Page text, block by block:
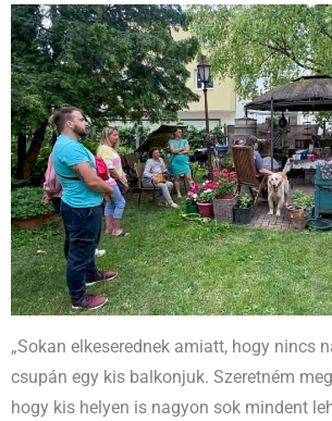
„Sokan elkeserednek amiatt, hogy nincs
csupán egy kis balkonjuk. Szeretném
hogy kis helyen is nagyon sok mindent